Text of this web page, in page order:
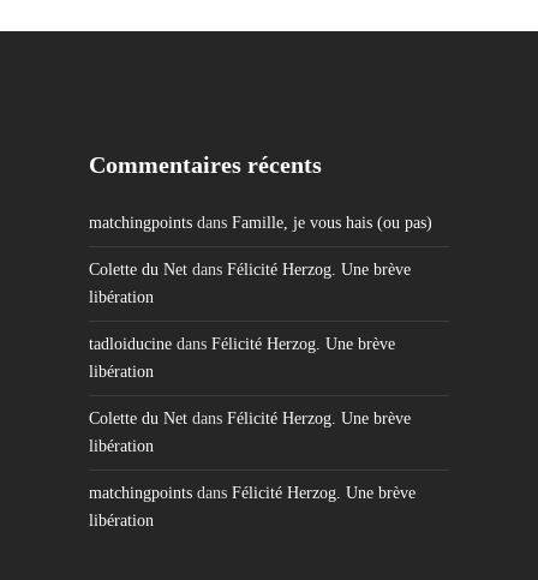
Commentaires récents
matchingpoints dans Famille, je vous hais (ou pas)
Colette du Net dans Félicité Herzog. Une brève
libération
tadloiducine dans Félicité Herzog. Une brève
libération
Colette du Net dans Félicité Herzog. Une brève
libération
matchingpoints dans Félicité Herzog. Une brève
libération